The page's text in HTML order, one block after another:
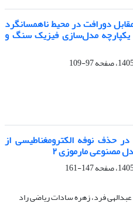
دورافت در محیط ناهمسانگرد
یکپارچه مدل‌سازی فیزیک سنگ و
97-109
حذف نوفه الکترومغناطیسی از
مصنوعی مارموزی ۲
147-161
فرد، زهره سادات ریاضی راد